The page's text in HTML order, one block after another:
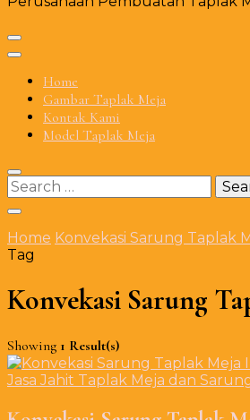
Home
Gambar Taplak Meja
Kontak Kami
Model Taplak Meja
Search
for:
Home Konvekasi Sarung Taplak
Tag
Konvekasi Sarung
Showing 1 Result(s)
Jasa Jahit Taplak Meja dan